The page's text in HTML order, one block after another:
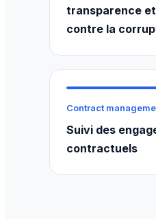
transparence
contre la
Contract
Suivi des
contractuels